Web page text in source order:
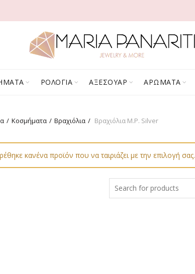
ΡΟΛΟΓΙΑ ΑΞΕΣΟΥΑΡ ΑΡΩΜΑΤΑ
Κοσμήματα Βραχιόλια Βραχιόλια M.P. Silver
κανένα προϊόν που να ταιριάζει με την επιλογή σας.
for: